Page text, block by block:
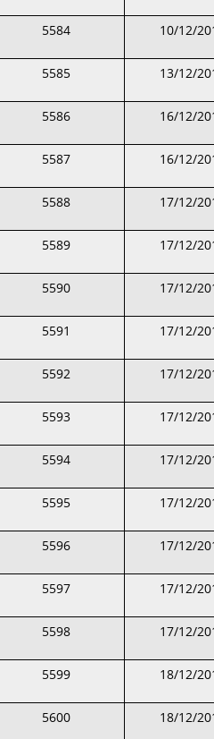
5584 10/12/
5585 13/12/
5586 16/12/
5587 16/12/
5588 17/12/
5589 17/12/
5590 17/12/
5591 17/12/
5592 17/12/
5593 17/12/
5594 17/12/
5595 17/12/
5596 17/12/
5597 17/12/
5598 17/12/
5599 18/12/
5600 18/12/